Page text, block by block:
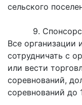
сельского
9.
Все
сотрудничать с
или вести
соревнований,
соревнований до